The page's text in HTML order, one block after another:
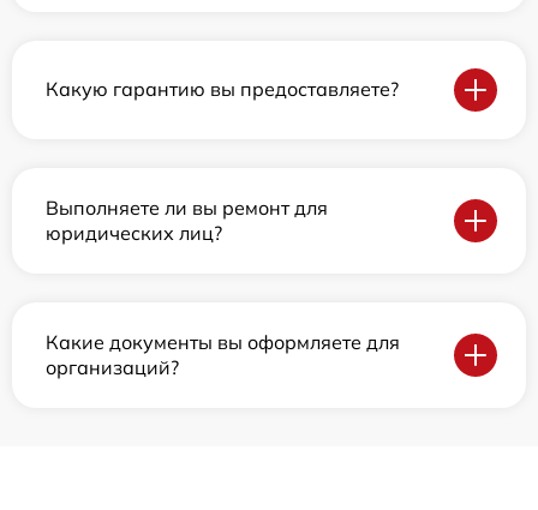
Какую гарантию вы предоставляете?
Выполняете ли вы ремонт для
юридических лиц?
Какие документы вы оформляете для
организаций?